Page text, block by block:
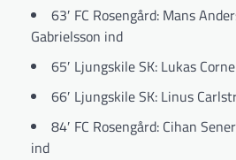
63′ FC Rosengård: Mans
Gabrielsson ind
65′ Ljungskile SK: Lukas
66′ Ljungskile SK: Linus
84′ FC Rosengård: Cihan
ind